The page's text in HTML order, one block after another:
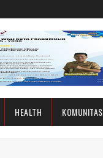
HEALTH KOMUNITAS